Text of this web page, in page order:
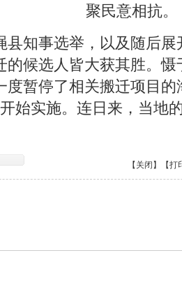
聚民意相抗。
知事选举，以及随后展
的候选人皆大获其胜。
度暂停了相关搬迁项目
始实施。连日来，当地
【关闭】 【打